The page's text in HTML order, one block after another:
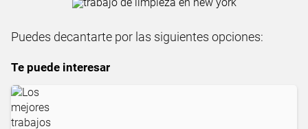
Puedes decantarte por las siguientes opciones:
Te puede interesar